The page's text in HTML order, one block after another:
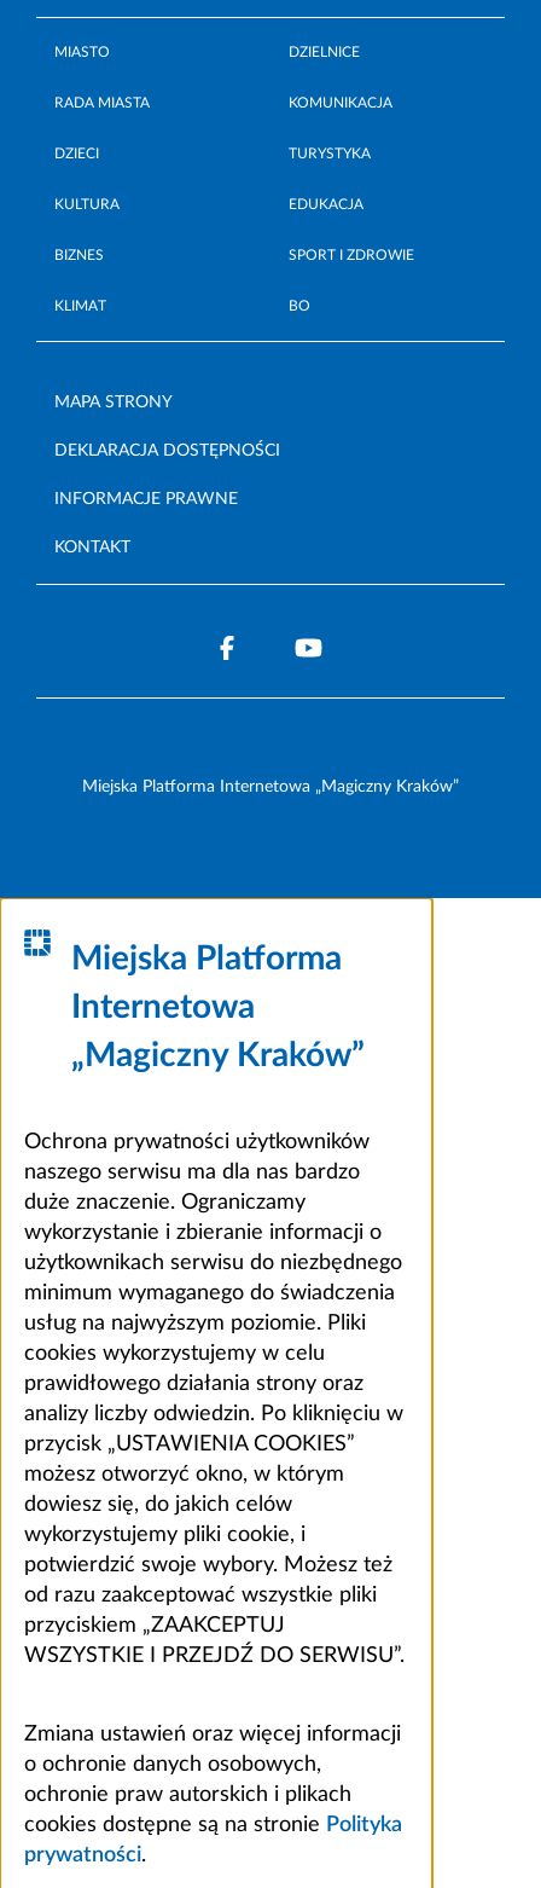
MIASTO DZIELNICE
RADA MIASTA KOMUNIKACJA
DZIECI TURYSTYKA
KULTURA EDUKACJA
BIZNES SPORT I ZDROWIE
KLIMAT BO
MAPA STRONY
DEKLARACJA DOSTĘPNOŚCI
INFORMACJE PRAWNE
KONTAKT
Miejska Platforma Internetowa „Magiczny Kraków”
Miejska Platforma
Internetowa
„Magiczny Kraków”
Ochrona prywatności użytkowników
naszego serwisu ma dla nas bardzo
duże znaczenie. Ograniczamy
wykorzystanie i zbieranie informacji o
użytkownikach serwisu do niezbędnego
minimum wymaganego do świadczenia
usług na najwyższym poziomie. Pliki
cookies wykorzystujemy w celu
prawidłowego działania strony oraz
analizy liczby odwiedzin. Po kliknięciu w
przycisk „USTAWIENIA COOKIES”
możesz otworzyć okno, w którym
dowiesz się, do jakich celów
wykorzystujemy pliki cookie, i
potwierdzić swoje wybory. Możesz też
od razu zaakceptować wszystkie pliki
przyciskiem „ZAAKCEPTUJ
WSZYSTKIE I PRZEJDŹ DO SERWISU”.
Zmiana ustawień oraz więcej informacji
o ochronie danych osobowych,
ochronie praw autorskich i plikach
cookies dostępne są na stronie Polityka
prywatności.